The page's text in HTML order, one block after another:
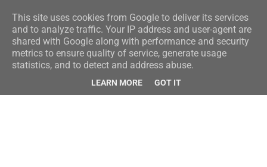
This site uses cookies from Google to deliver its services
and to analyze traffic. Your IP address and user-agent are
shared with Google along with performance and security
metrics to ensure quality of service, generate usage
statistics, and to detect and address abuse.
LEARN MORE GOT IT